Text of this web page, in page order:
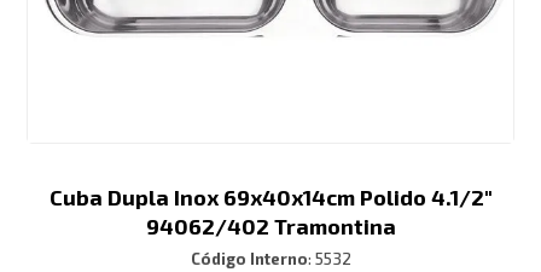
Cuba Dupla Inox 69x40x14cm Polido 4.1/2"
94062/402 Tramontina
Código Interno: 5532